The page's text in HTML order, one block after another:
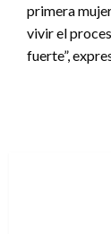
primera
vivir el
fuerte”,